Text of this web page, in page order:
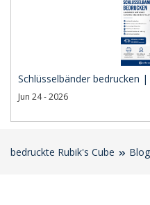
Schlüsselbänder bedrucken
Jun 24 - 2026
bedruckte Rubik's Cube Blog